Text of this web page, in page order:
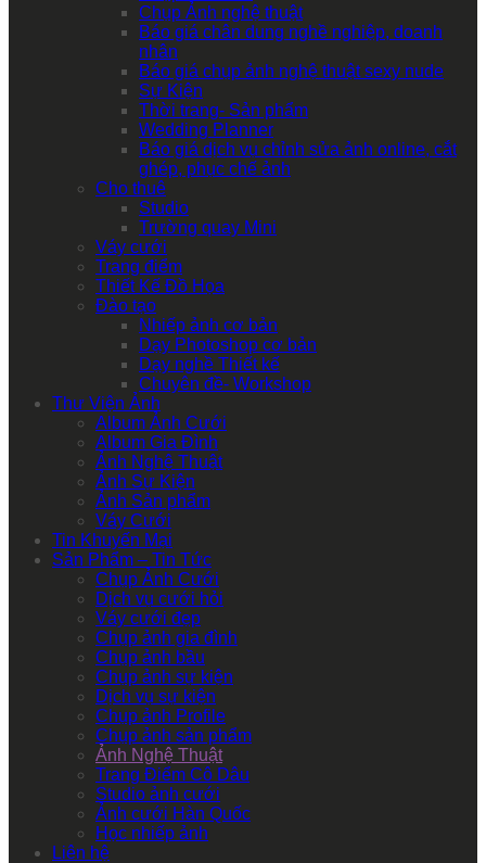
Chụp Ảnh nghệ thuật
Báo giá chân dung nghề nghiệp, doanh
nhân
Báo giá chụp ảnh nghệ thuật sexy nude
Sự Kiện
Thời trang- Sản phẩm
Wedding Planner
Báo giá dịch vụ chỉnh sửa ảnh online, cắt
ghép, phục chế ảnh
Cho thuê
Studio
Trường quay Mini
Váy cưới
Trang điểm
Thiết Kế Đồ Họa
Đào tạo
Nhiếp ảnh cơ bản
Dạy Photoshop cơ bản
Dạy nghề Thiết kế
Chuyên đề- Workshop
Thư Viện Ảnh
Album Ảnh Cưới
Album Gia Đình
Ảnh Nghệ Thuật
Ảnh Sự Kiện
Ảnh Sản phẩm
Váy Cưới
Tin Khuyến Mại
Sản Phẩm – Tin Tức
Chụp Ảnh Cưới
Dịch vụ cưới hỏi
Váy cưới đẹp
Chụp ảnh gia đình
Chụp ảnh bầu
Chụp ảnh sự kiện
Dịch vụ sự kiện
Chụp ảnh Profile
Chụp ảnh sản phẩm
Ảnh Nghệ Thuật
Trang Điểm Cô Dâu
Studio ảnh cưới
Ảnh cưới Hàn Quốc
Học nhiếp ảnh
Liên hệ